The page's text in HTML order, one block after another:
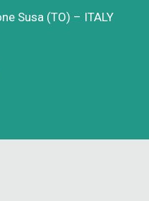
Susa (TO) – ITALY